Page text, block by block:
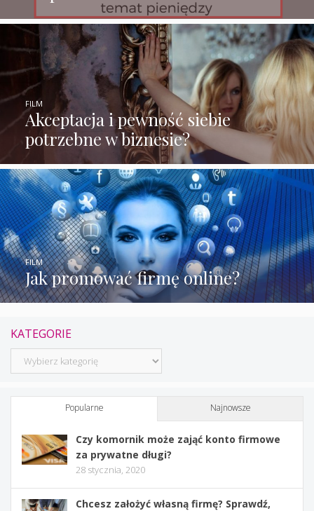
Akceptacja i pewność siebie
potrzebne w biznesie?
FILM
Jak promować firmę online?
FILM
KATEGORIE
Kategorie
Popularne Najnowsze
Czy komornik może zająć konto firmowe
za prywatne długi?
28 stycznia, 2020
Chcesz założyć własną firmę? Sprawdź,